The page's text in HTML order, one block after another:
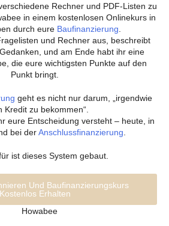
Rechner und PDF-Listen zu
in einem kostenlosen Onlinekurs in
durch eure Baufinanzierung
und Rechner aus, beschreibt
und am Ende habt ihr eine
die eure wichtigsten Punkte auf den
Punkt bringt.
geht es nicht nur darum, „irgendwie
Kredit zu bekommen“.
eure Entscheidung versteht – heute, in
bei derAnschlussfinanzierung
ist dieses System gebaut.
Und Baufinanzierungskurs
Kostenlos Erhalten